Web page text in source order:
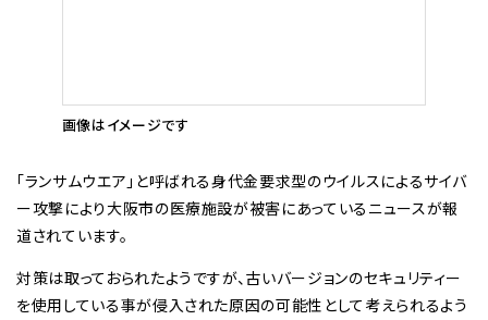
画像はイメージです
「ランサムウエア」と呼ばれる身代金要求型のウイルスによるサイバ
ー攻撃により大阪市の医療施設が被害にあっているニュースが報
道されています。
対策は取っておられたようですが、古いバージョンのセキュリティー
を使用している事が侵入された原因の可能性として考えられるよう